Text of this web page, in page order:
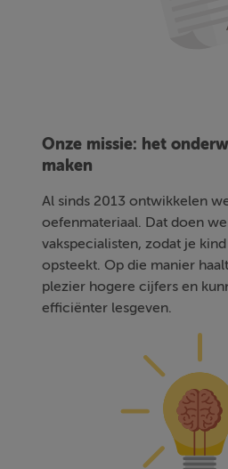
Onze missie: het
maken
Al sinds 2013 ontwikkelen
oefenmateriaal. Dat doen
vakspecialisten, zodat je
opsteekt. Op die manier
plezier hogere cijfers en
efficiënter lesgeven.